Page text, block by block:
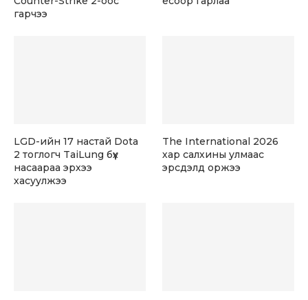
гарчээ
LGD-ийн 17 настай Dota
2 тоглогч TaiLung бүх
насаараа эрхээ
хасуулжээ
The International 2026
хар салхины улмаас
эрсдэлд оржээ